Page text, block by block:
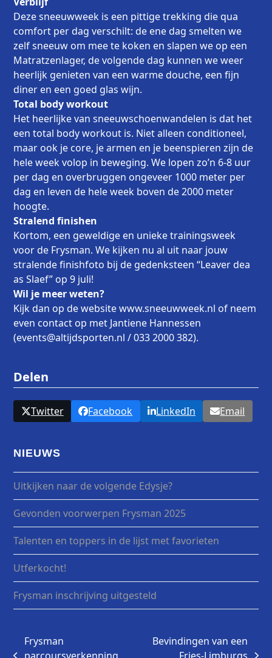
Deze sneeuwweek is een pittige trekking die qua
comfort per dag verschilt: de ene dag smelten we
zelf sneeuw om mee te koken en slapen we op een
Matratzenlager, de volgende dag kunnen we weer
heerlijk genieten van een warme douche, een fijn
diner en een goed glas wijn.
Total body workout
Het heerlijke van sneeuwschoenwandelen is dat het
een total body workout is. Niet alleen conditioneel,
maar ook je core, je armen en je beenspieren zijn de
hele week volop in beweging. We lopen zo’n 6-8 uur
per dag en overbruggen ongeveer 1000 meter per
dag en leven de hele week boven de 2000 meter
hoogte.
Stralend finishen
Kortom, een geweldige en unieke trainingsweek
voor de Frysman. We kijken nu al uit naar jouw
stralende finishfoto bij de gedenksteen “Leaver dea
as Slaef” op 9 juli!
Wil je meer weten?
Kijk dan op de website www.sneeuwweek.nl of neem
even contact op met Jantiene Hannessen
(events@altijdsporten.nl / 033 2000 382).
Delen
Twitter Facebook LinkedIn Email
NIEUWS
Uitkijken naar de volgende Edysje?
Gevonden voorwerpen Frysman 2025
Talenten en toppers in de lijst met favorieten
Utferkocht!
Frysman inschrijving uitgesteld
Frysman
Bevindingen van een